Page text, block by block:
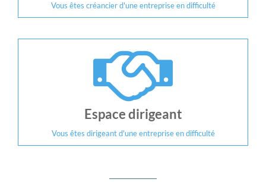
Vous êtes créancier d'une entreprise en difficulté
Espace dirigeant
Vous êtes dirigeant d'une entreprise en difficulté